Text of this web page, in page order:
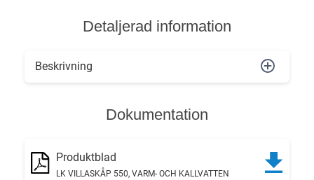
Detaljerad information
Beskrivning
Dokumentation
Produktblad
LK VILLASKÅP 550, VARM- OCH KALLVATTEN